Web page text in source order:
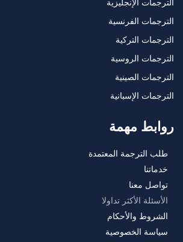
الترجمات الإنجليزية
الترجمات الفرنسية
الترجمات التركية
الترجمات الروسية
الترجمات الصينية
الترجمات الإسبانية
روابط مهمة
طلب الترجمة المعتمدة
خدماتنا
تواصل معنا
الأسئلة الأكثر تداولا
الشروط والأحكام
سياسة الخصوصية